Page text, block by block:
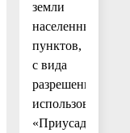
земли
населенных
пунктов,
с вида
разрешенного
использования
«Приусадебный